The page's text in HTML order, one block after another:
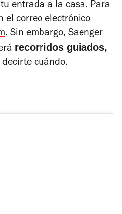
entrada a la casa. Para
el correo electrónico
. Sin embargo, Saenger
recorridos guiados,
cuándo.